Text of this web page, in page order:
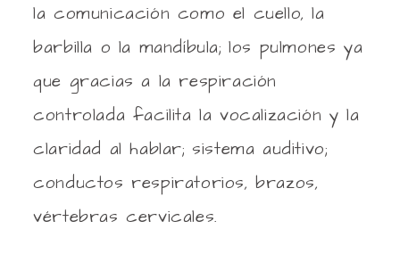
la comunicación como el cuello, la
barbilla o la mandíbula; los pulmones ya
que gracias a la respiración
controlada facilita la vocalización y la
claridad al hablar; sistema auditivo;
conductos respiratorios, brazos,
vértebras cervicales.